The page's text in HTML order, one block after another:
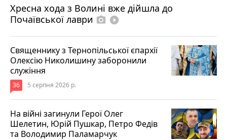
Хресна хода з Волині вже дійшла до
Почаївської лаври photo_camera play_circle_filled
Священнику з Тернопільської єпархії
Олексію Николишину заборонили
служіння
36 5 серпня 2026 р.
На війні загинули Герої Олег
Шелетин, Юрій Пушкар, Петро Федів
та Володимир Паламарчук